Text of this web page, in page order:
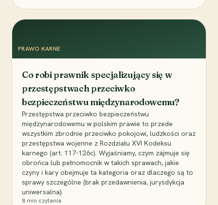
PRAWO KARNE
Co robi prawnik specjalizujący się w
przestępstwach przeciwko
bezpieczeństwu międzynarodowemu?
Przestępstwa przeciwko bezpieczeństwu
międzynarodowemu w polskim prawie to przede
wszystkim zbrodnie przeciwko pokojowi, ludzkości oraz
przestępstwa wojenne z Rozdziału XVI Kodeksu
karnego (art. 117-126c). Wyjaśniamy, czym zajmuje się
obrońca lub pełnomocnik w takich sprawach, jakie
czyny i kary obejmuje ta kategoria oraz dlaczego są to
sprawy szczególne (brak przedawnienia, jurysdykcja
uniwersalna).
8 min czytania